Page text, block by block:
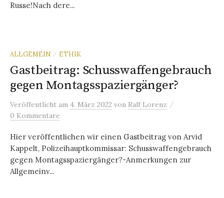
Russe!Nach dere...
ALLGEMEIN / ETHIK
Gastbeitrag: Schusswaffengebrauch
gegen Montagsspaziergänger?
Veröffentlicht am 4. März 2022 von Ralf Lorenz /
0 Kommentare
Hier veröffentlichen wir einen Gastbeitrag von Arvid
Kappelt, Polizeihauptkommissar: Schusswaffengebrauch
gegen Montagsspaziergänger?-Anmerkungen zur
Allgemeinv...